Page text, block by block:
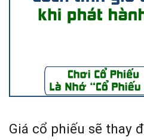
Giá cổ phiếu sẽ thay